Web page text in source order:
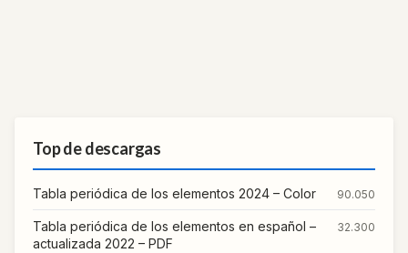
Top de descargas
Tabla periódica de los elementos 2024 – Color 90.050
Tabla periódica de los elementos en español –
actualizada 2022 – PDF
32.300